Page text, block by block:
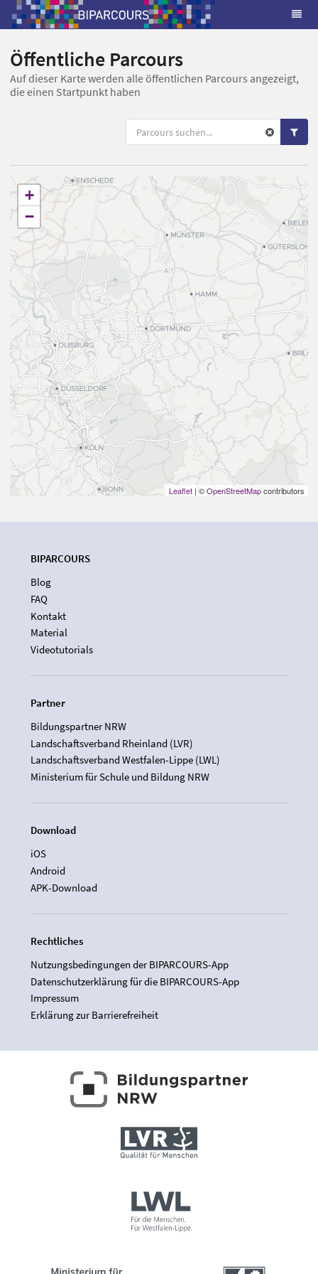
Öffentliche Parcours
Auf dieser Karte werden alle öffentlichen Parcours angezeigt,
die einen Startpunkt haben
+
−
Leaflet | ©OpenStreetMapcontributors
BIPARCOURS
Blog
FAQ
Kontakt
Material
Videotutorials
Partner
Bildungspartner NRW
Landschaftsverband Rheinland (LVR)
Landschaftsverband Westfalen-Lippe (LWL)
Ministerium für Schule und Bildung NRW
Download
iOS
Android
APK-Download
Rechtliches
Nutzungsbedingungen der BIPARCOURS-App
Datenschutzerklärung für die BIPARCOURS-App
Impressum
Erklärung zur Barrierefreiheit